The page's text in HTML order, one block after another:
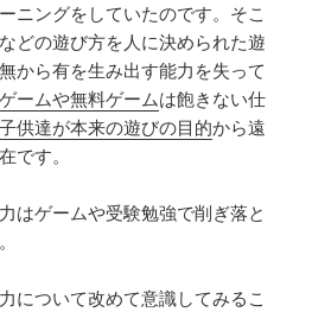
ニングをしていたのです。そこ
どの遊び方を人に決められた遊
から有を生み出す能力を失って
ームや無料ゲームは飽きない仕
子供達が本来の遊びの目的から遠
です。
はゲームや受験勉強で削ぎ落と
について改めて意識してみるこ